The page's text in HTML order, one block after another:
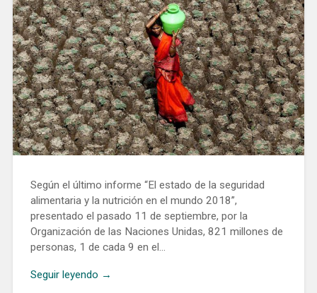
Según el último informe “El estado de la seguridad
alimentaria y la nutrición en el mundo 2018”,
presentado el pasado 11 de septiembre, por la
Organización de las Naciones Unidas, 821 millones de
personas, 1 de cada 9 en el…
Seguir leyendo →